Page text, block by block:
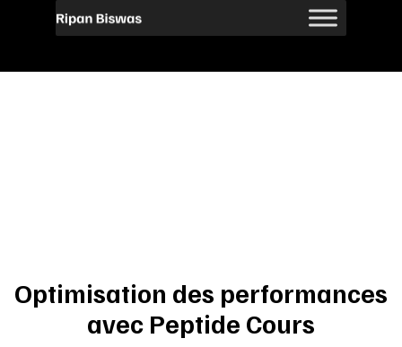
Optimisation des performances
avec Peptide Cours